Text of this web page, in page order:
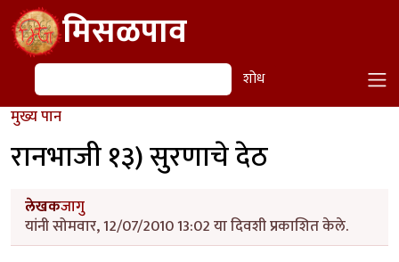
Skip to main contentमिसळपाव
शोध शोध
मुख्य पान
रानभाजी १३) सुरणाचे देठ
लेखकजागु
यांनी सोमवार, 12/07/2010 13:02 या दिवशी प्रकाशित केले.